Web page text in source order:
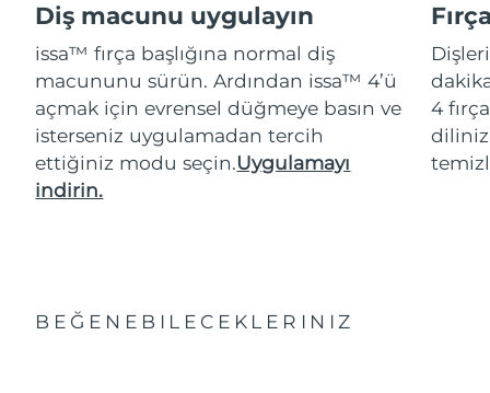
Diş macunu uygulayın
issa™ fırça başlığına normal diş
macununu sürün. Ardından issa™ 4’ü
açmak için evrensel düğmeye basın ve
isterseniz uygulamadan tercih
ettiğiniz modu seçin.Uygulamayı
indirin.
4
BEĞENEBILECEKLERINIZ